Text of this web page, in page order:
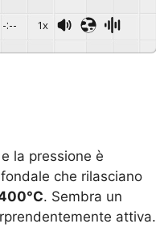
-:-- 1x
la pressione è
che rilasciano
. Sembra un
attiva.